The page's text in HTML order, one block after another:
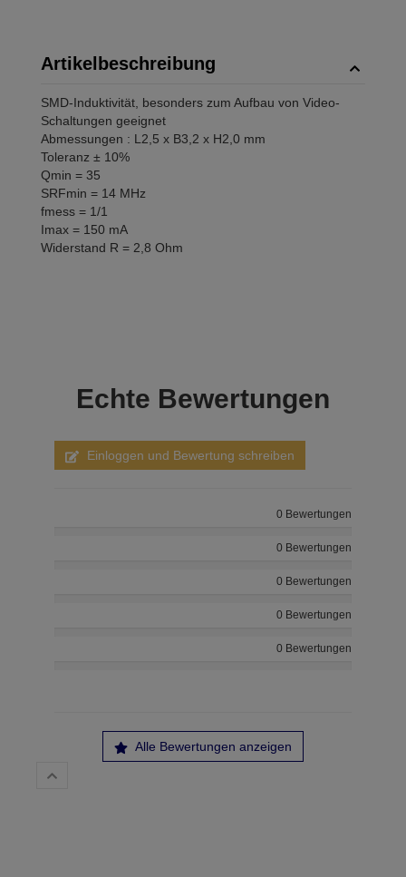
Artikelbeschreibung
SMD-Induktivität, besonders zum Aufbau von Video-
Schaltungen geeignet
Abmessungen : L2,5 x B3,2 x H2,0 mm
Toleranz ± 10%
Qmin = 35
SRFmin = 14 MHz
fmess = 1/1
Imax = 150 mA
Widerstand R = 2,8 Ohm
Echte Bewertungen
Einloggen und Bewertung schreiben
0 Bewertungen
0 Bewertungen
0 Bewertungen
0 Bewertungen
0 Bewertungen
Alle Bewertungen anzeigen